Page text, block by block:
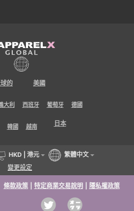
的
美國
大利 西班牙 葡萄牙 德國
韓國 越南 日本
HKD | 港元
繁體中文
變更設定
條款政策 特定商業交易說明 隱私權政策